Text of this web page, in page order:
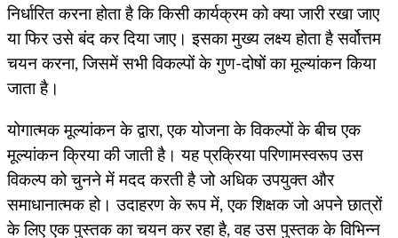
निर्धारित करना होता है कि किसी कार्यक्रम को क्या जारी रखा जाए
या फिर उसे बंद कर दिया जाए। इसका मुख्य लक्ष्य होता है सर्वोत्तम
चयन करना, जिसमें सभी विकल्पों के गुण-दोषों का मूल्यांकन किया
जाता है।
योगात्मक मूल्यांकन के द्वारा, एक योजना के विकल्पों के बीच एक
मूल्यांकन क्रिया की जाती है। यह प्रक्रिया परिणामस्वरूप उस
विकल्प को चुनने में मदद करती है जो अधिक उपयुक्त और
समाधानात्मक हो। उदाहरण के रूप में, एक शिक्षक जो अपने छात्रों
के लिए एक पुस्तक का चयन कर रहा है, वह उस पुस्तक के विभिन्न